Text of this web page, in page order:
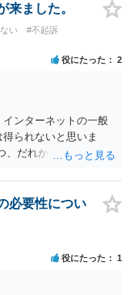
ました。
い
#不起訴
役にたった 2
ンターネットの一般
られないと思いま
、だれからどのような
お近くで詳細な法律
よいと思われます。
ーダーを持参して取
必要性につい
役にたった 1